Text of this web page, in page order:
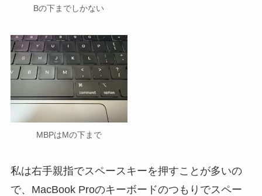
Bの下までしかない
MBPはMの下まで
私は右手親指でスペースキーを押すことが多いの
で、MacBook Proのキーボードのつもりでスペー